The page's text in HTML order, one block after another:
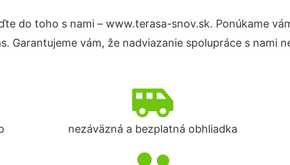
do toho s nami – www.terasa-snov.sk. Ponúkame
Garantujeme vám, že nadviazanie spolupráce s nami
nezáväzná a bezplatná obhliadka